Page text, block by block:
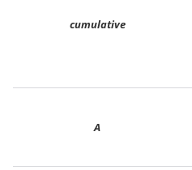
cumulative
A